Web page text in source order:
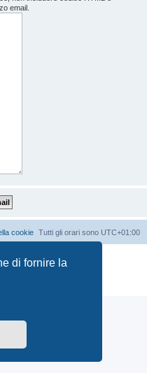
di fornire la
email.
Tutti gli orari sono UTC+01:00
cookie
© phpBB Limited